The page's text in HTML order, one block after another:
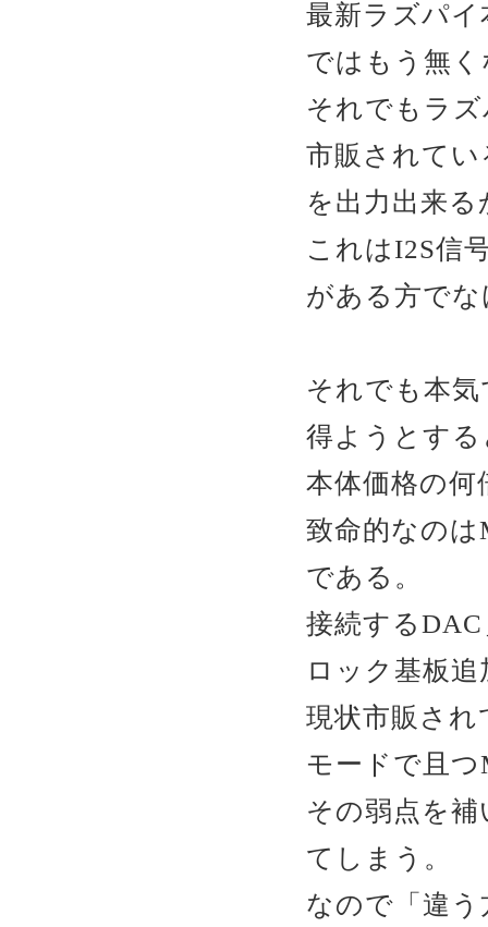
最新ラズパイ
ではもう無
それでもラ
市販されて
を出力出来る
これはI2S信
がある方で
それでも本
得ようとする
本体価格の
致命的なの
である。
接続する
ロック基板
現状市販さ
モードで且
その弱点を
てしまう。
なので「違